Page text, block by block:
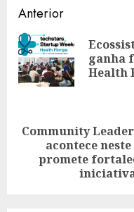
Navegação
de
artigos
Anterior
ganha
Health
Artigo
seguinte:
Community
acontece
promete